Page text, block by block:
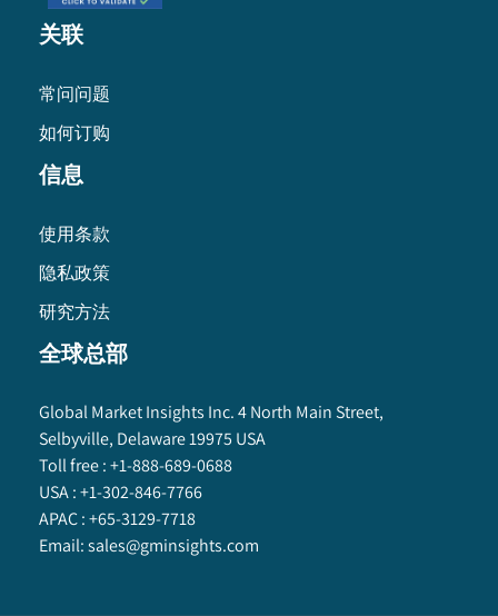
关联
常问问题
如何订购
信息
使用条款
隐私政策
研究方法
全球总部
Global Market Insights Inc. 4 North Main Street,
Selbyville, Delaware 19975 USA
Toll free :+1-888-689-0688
USA :+1-302-846-7766
APAC :+65-3129-7718
Email:sales@gminsights.com